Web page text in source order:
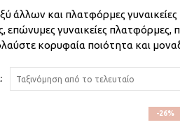
άλλων και πλατφόρμες γυναικείες
επώνυμες γυναικείες πλατφόρμες,
κορυφαία ποιότητα και
-26%